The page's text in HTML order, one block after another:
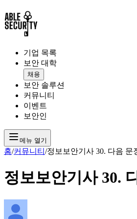
기업 목록
보안 대학
채용
보안 솔루션
커뮤니티
이벤트
보안인
메뉴 열기
홈/커뮤니티 /정보보안기사 30. 다음 문
정보보안기사 30.